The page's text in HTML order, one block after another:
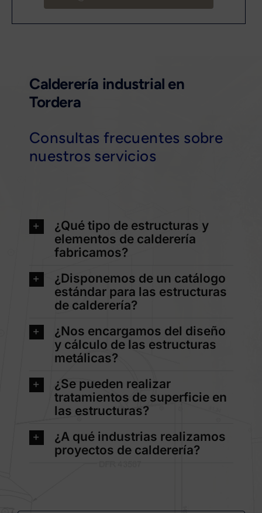
Calderería industrial en
Tordera
Consultas frecuentes sobre
nuestros servicios
¿Qué tipo de estructuras y
elementos de calderería
fabricamos?
¿Disponemos de un catálogo
estándar para las estructuras
de calderería?
¿Nos encargamos del diseño
y cálculo de las estructuras
metálicas?
¿Se pueden realizar
tratamientos de superficie en
las estructuras?
¿A qué industrias realizamos
proyectos de calderería?